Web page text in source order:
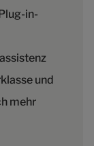
in-
und
mehr